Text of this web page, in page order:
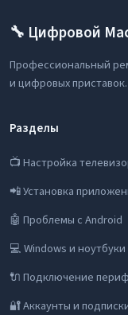
🔧 Цифровой
Профессиональный
и цифровых приставок.
Разделы
📺 Настройка
📲 Установка
🤖 Проблемы с Android
💻 Windows и ноутбуки
🔌 Подключение
🔐 Аккаунты и